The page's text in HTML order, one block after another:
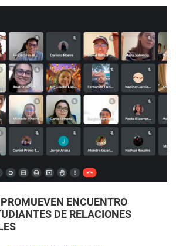
ENCUENTRO
DE RELACIONES
| Beatriz Zanin de Moraes
(26), estudiantes de la carrera de
y Administración de la Universidad
México (UNAM) re...